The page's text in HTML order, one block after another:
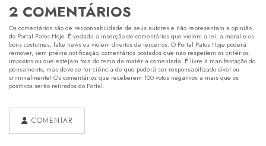
2 COMENTÁRIOS
Os comentários são de responsabilidade de seus autores e não representam a opinião
do Portal Patos Hoje. É vedada a inserção de comentários que violem a lei, a moral e os
bons costumes, fake news ou violem direitos de terceiros. O Portal Patos Hoje poderá
remover, sem prévia notificação, comentários postados que não respeitem os critérios
impostos ou que estejam fora do tema da matéria comentada. É livre a manifestação do
pensamento, mas deve-se ter ciência de que poderá ser responsabilizado cível ou
criminalmente! Os comentários que receberem 100 votos negativos a mais que os
positivos serão retirados do Portal.
COMENTAR